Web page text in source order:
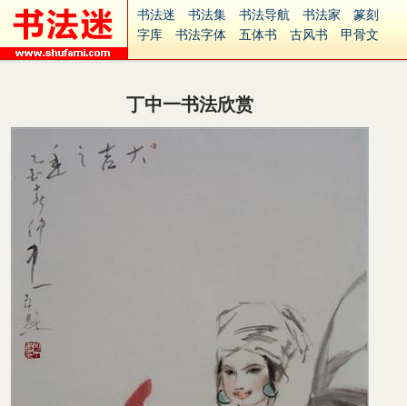
书法迷 书法集 书法导航 书法家
篆刻
字库
书法字体 五体书 古风书
甲骨文
集字
字形 大字
古籍
中医 象棋 游戏
字体下载
丁中一书法欣赏